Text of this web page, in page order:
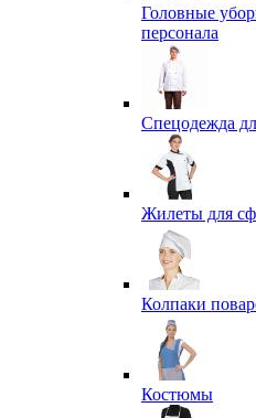
Головные
персонала
Спецодежда
Жилеты для
Колпаки
Костюмы